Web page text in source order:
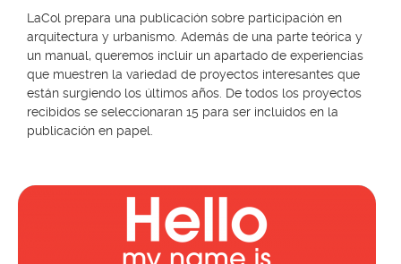
LaCol prepara una publicación sobre participación en
arquitectura y urbanismo. Además de una parte teórica y
un manual, queremos incluir un apartado de experiencias
que muestren la variedad de proyectos interesantes que
están surgiendo los últimos años. De todos los proyectos
recibidos se seleccionaran 15 para ser incluidos en la
publicación en papel.